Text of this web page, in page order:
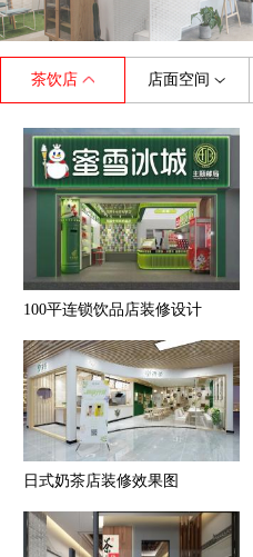
茶饮店
全部 门头
小吃店 茶饮店
服装店
店面空间
全部 珠宝店
水果店 理发店
花店 眼镜店
全部 展厅
健身房 便利店
培训学校 其他
全部 烤肉店
料理店 快餐厅
茶餐厅 主题餐厅
100平连锁饮品店装修设计
日式奶茶店装修效果图